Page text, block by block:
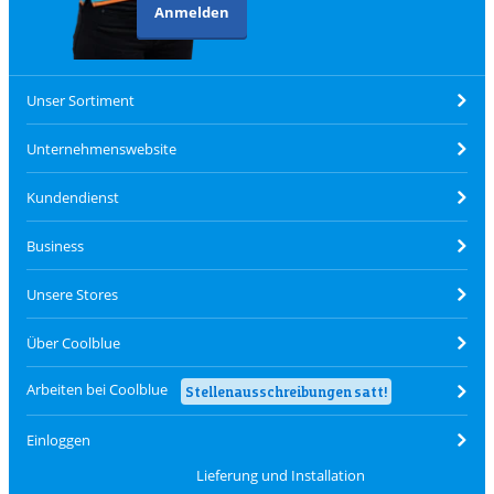
Anmelden
Unser Sortiment
Unternehmenswebsite
Kundendienst
Business
Unsere Stores
Über Coolblue
Arbeiten bei Coolblue Stellenausschreibungen satt!
Einloggen
Lieferung und Installation